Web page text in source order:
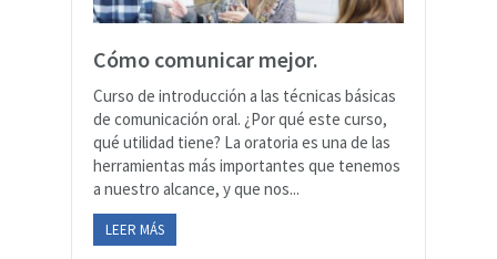
Cómo comunicar mejor.
Curso de introducción a las técnicas básicas
de comunicación oral. ¿Por qué este curso,
qué utilidad tiene? La oratoria es una de las
herramientas más importantes que tenemos
a nuestro alcance, y que nos...
LEER MÁS